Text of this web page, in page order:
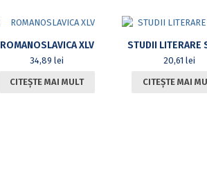
ROMANOSLAVICA XLV
34,89lei
CITEȘTE MAI MULT
STUDII LITERARE
20,61lei
CITEȘTE MAI